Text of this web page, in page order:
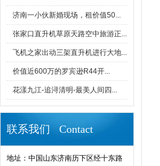
济南一小伙新婚现场，租价值50...
张家口直升机草原天路空中旅游正...
飞机之家出动三架直升机进行大地...
价值近600万的罗宾逊R44开...
花漾九江-追浔清明-最美人间四...
联系我们 Contact
地址：中国山东济南历下区经十东路